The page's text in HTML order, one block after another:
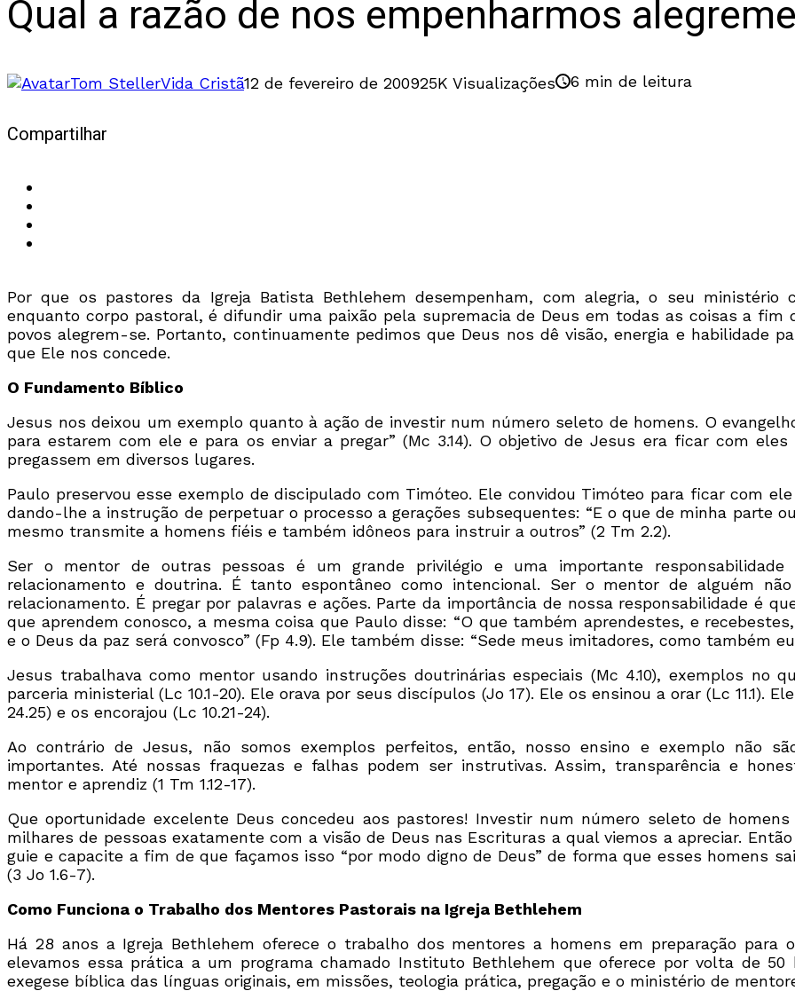
Qual a razão de nos empenharmos
Tom StellerVida Cristã12 de fevereiro de 200925K Visualizações 6 min de leitura
Compartilhar
Por que os pastores da Igreja Batista Bethlehem desempenham, com alegria, o seu ministério
enquanto corpo pastoral, é difundir uma paixão pela supremacia de Deus em todas as coisas a
povos alegrem-se. Portanto, continuamente pedimos que Deus nos dê visão, energia e habilidade
que Ele nos concede.
O Fundamento Bíblico
Jesus nos deixou um exemplo quanto à ação de investir num número seleto de homens. O
para estarem com ele e para os enviar a pregar” (Mc 3.14). O objetivo de Jesus era ficar com
pregassem em diversos lugares.
Paulo preservou esse exemplo de discipulado com Timóteo. Ele convidou Timóteo para ficar com
dando-lhe a instrução de perpetuar o processo a gerações subsequentes: “E o que de minha parte
mesmo transmite a homens fiéis e também idôneos para instruir a outros” (2 Tm 2.2).
Ser o mentor de outras pessoas é um grande privilégio e uma importante
relacionamento e doutrina. É tanto espontâneo como intencional. Ser o mentor de alguém
relacionamento. É pregar por palavras e ações. Parte da importância de nossa responsabilidade é
que aprendem conosco, a mesma coisa que Paulo disse: “O que também aprendestes, e
e o Deus da paz será convosco” (Fp 4.9). Ele também disse: “Sede meus imitadores, como também eu
Jesus trabalhava como mentor usando instruções doutrinárias especiais (Mc 4.10), exemplos no
parceria ministerial (Lc 10.1-20). Ele orava por seus discípulos (Jo 17). Ele os ensinou a orar (Lc 11.1).
24.25) e os encorajou (Lc 10.21-24).
Ao contrário de Jesus, não somos exemplos perfeitos, então, nosso ensino e exemplo não
importantes. Até nossas fraquezas e falhas podem ser instrutivas. Assim, transparência e
mentor e aprendiz (1 Tm 1.12-17).
Que oportunidade excelente Deus concedeu aos pastores! Investir num número seleto de
milhares de pessoas exatamente com a visão de Deus nas Escrituras a qual viemos a apreciar.
guie e capacite a fim de que façamos isso “por modo digno de Deus” de forma que esses homens
(3 Jo 1.6-7).
Como Funciona o Trabalho dos Mentores Pastorais na Igreja Bethlehem
Há 28 anos a Igreja Bethlehem oferece o trabalho dos mentores a homens em preparação para
elevamos essa prática a um programa chamado Instituto Bethlehem que oferece por volta de
exegese bíblica das línguas originais, em missões, teologia prática, pregação e o ministério de